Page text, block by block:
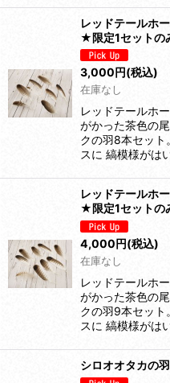
レッドテールホ
★限定1セットの
3,000円(税込)
在庫なし
レッドテールホ
がかった茶色の
クの羽8本セット
スに 縞模様がは
レッドテールホ
★限定1セットの
4,000円(税込)
在庫なし
レッドテールホ
がかった茶色の
クの羽9本セット
スに 縞模様がは
シロオオタカの